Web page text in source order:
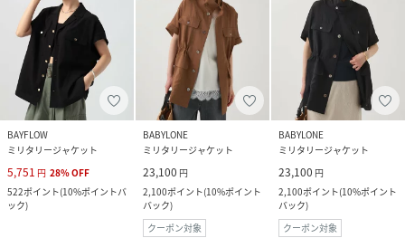
BAYFLOW
ミリタリージャケット
5,751 円 28%OFF
522ポイント(10%ポイントバ
ック)
BABYLONE
ミリタリージャケット
23,100 円
2,100ポイント(10%ポイント
バック)
クーポン対象
BABYLONE
ミリタリージャケット
23,100 円
2,100ポイント(10%ポイント
バック)
クーポン対象